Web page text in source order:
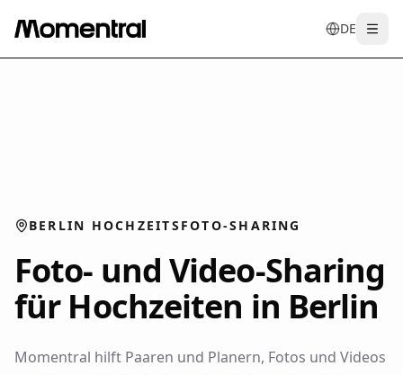
DE
entrdees
BERLIN HOCHZEITSFOTO-SHARING
Foto- und Video-Sharing
für Hochzeiten in Berlin
Momentral hilft Paaren und Planern, Fotos und Videos